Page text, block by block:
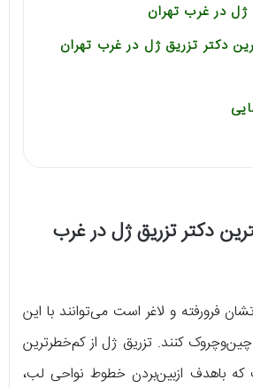
در غرب تهران
دکتر تزریق ژل در غرب تهران
از بهترین دکتر تزریق ژل در غرب
فرورفته و لاغر است می‌توانند با این
کنند. تزریق ژل از کم‌خطرترین
باهدف ازبین‌بردن خطوط نواحی لب،